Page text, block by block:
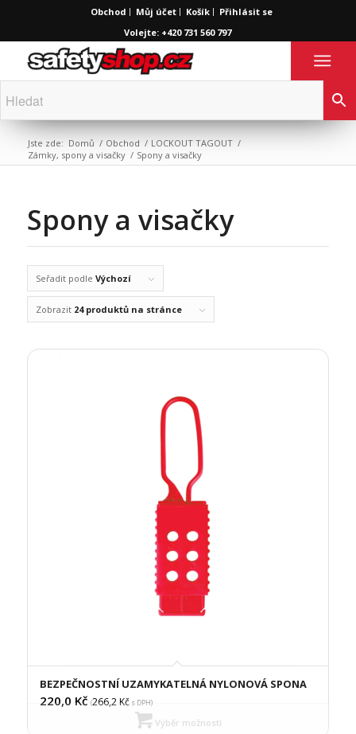
Obchod Můj účet Košík
Přihlásit se
Volejte: +420 731 560 797
Jste zde: Domů / Obchod / LOCKOUT TAGOUT /
Zámky, spony a visačky / Spony a visačky
Spony a visačky
Seřadit podle Výchozí
Zobrazit 24 produktů na stránce
BEZPEČNOSTNÍ UZAMYKATELNÁ NYLONOVÁ SPONA
220,0 Kč (266,2Kčs DPH)
Výběr možností